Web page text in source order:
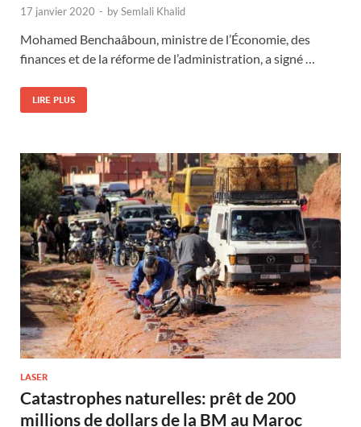
17 janvier 2020 - bySemlali Khalid
Mohamed Benchaâboun, ministre de l’Économie, des
finances et de la réforme de l’administration, a signé …
LIRE PLUS
LASER
Catastrophes naturelles: prêt de 200
millions de dollars de la BM au Maroc